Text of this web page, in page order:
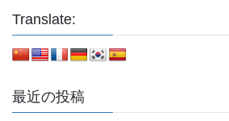
Translate:
最近の投稿